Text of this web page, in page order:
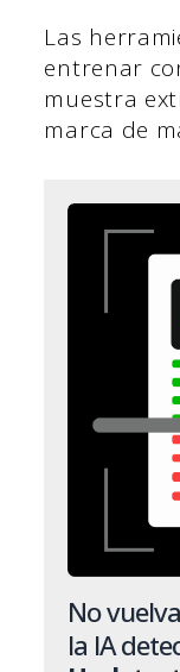
Las
entrenar
muestra
marca de
No
la IA